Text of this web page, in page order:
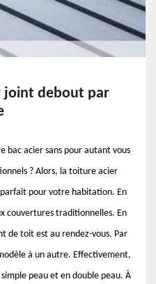
joint debout par
bac acier sans pour autant vous
? Alors, la toiture acier
pour votre habitation. En
couvertures traditionnelles. En
de toit est au rendez-vous. Par
à un autre. Effectivement,
peau et en double peau. À